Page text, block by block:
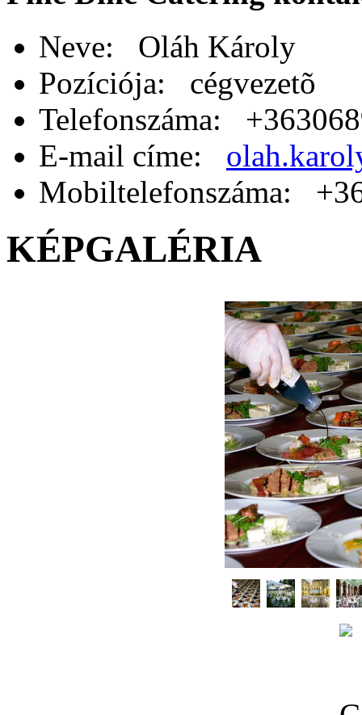
Neve: Oláh Károly
Pozíciója: cégvezetõ
Telefonszáma:
E-mail címe:
Mobiltelefonszáma:
KÉPGALÉRIA